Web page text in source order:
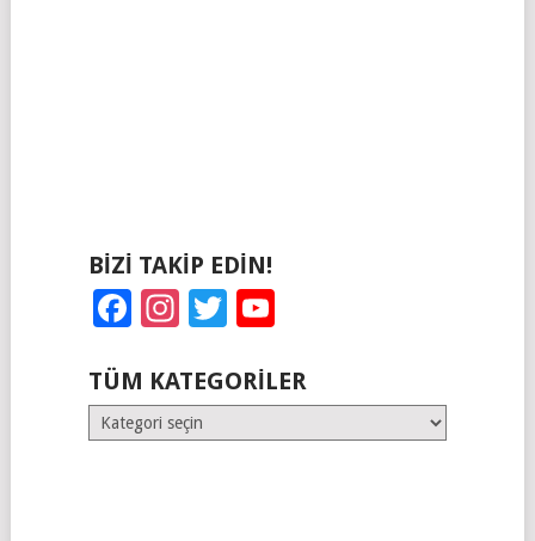
BIZI TAKIP EDIN!
Facebook
Instagram
Twitter
TÜM KATEGORILER
Tüm
Kategoriler